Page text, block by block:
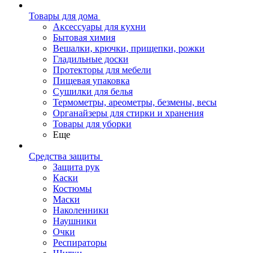
Товары для дома
Аксессуары для кухни
Бытовая химия
Вешалки, крючки, прищепки, рожки
Гладильные доски
Протекторы для мебели
Пищевая упаковка
Сушилки для белья
Термометры, ареометры, безмены, весы
Органайзеры для стирки и хранения
Товары для уборки
Еще
Средства защиты
Защита рук
Каски
Костюмы
Маски
Наколенники
Наушники
Очки
Респираторы